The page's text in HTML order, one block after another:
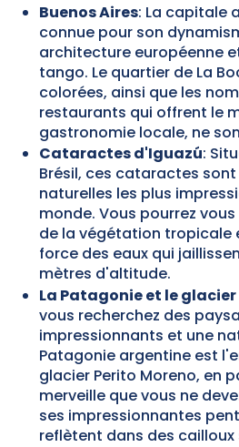
Buenos Aires: La capitale
connue pour son
architecture européenne
tango. Le quartier de La
colorées, ainsi que les
restaurants qui offrent le
gastronomie locale, ne
Cataractes d'Iguazú:
Brésil, ces cataractes
naturelles les plus
monde. Vous pourrez
de la végétation tropicale
force des eaux qui
mètres d'altitude.
La Patagonie et le
vous recherchez des
impressionnants et une
Patagonie argentine est
glacier Perito Moreno, en
merveille que vous ne
ses impressionnantes
reflètent dans des